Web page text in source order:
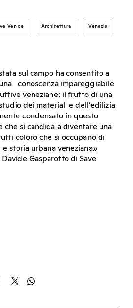
Venice Architettura Venezia
sul campo ha consentito a
conoscenza impareggiabile
veneziane: il frutto di una
dei materiali e dell’edilizia
condensato in questo
che si candida a diventare una
coloro che si occupano di
storia urbana veneziana»
Gasparotto di Save